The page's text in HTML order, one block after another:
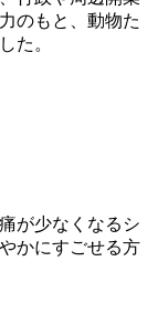
のもと、動物た
た。
が少なくなるシ
かにすごせる方